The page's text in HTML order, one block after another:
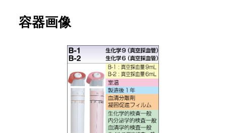
容器画像